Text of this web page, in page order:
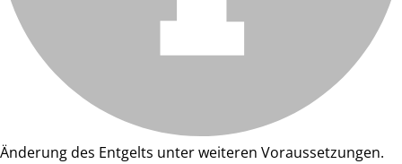
Änderung des Entgelts unter weiteren Voraussetzungen.